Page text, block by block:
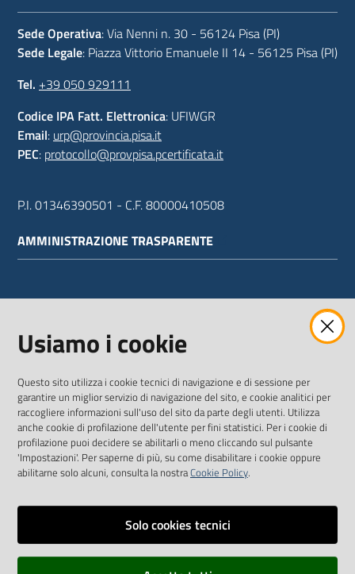
Sede Operativa: Via Nenni n. 30 - 56124 Pisa (PI)
Sede Legale: Piazza Vittorio Emanuele II 14 - 56125 Pisa (PI)
Tel. +39 050 929111
Codice IPA Fatt. Elettronica: UFIWGR
Email: urp@provincia.pisa.it
PEC: protocollo@provpisa.pcertificata.it
P.I. 01346390501 - C.F. 80000410508
AMMINISTRAZIONE TRASPARENTE
SEGUICI SU
TwitterFacebookYoutube
Vai alla pagina
Dichiarazione di accessibilità
Usiamo i cookie
Questo sito utilizza i cookie tecnici di navigazione e di sessione per
garantire un miglior servizio di navigazione del sito, e cookie analitici per
raccogliere informazioni sull'uso del sito da parte degli utenti. Utilizza
anche cookie di profilazione dell'utente per fini statistici. Per i cookie di
profilazione puoi decidere se abilitarli o meno cliccando sul pulsante
'Impostazioni'. Per saperne di più, su come disabilitare i cookie oppure
abilitarne solo alcuni, consulta la nostraCookie Policy.
Solo cookies tecnici